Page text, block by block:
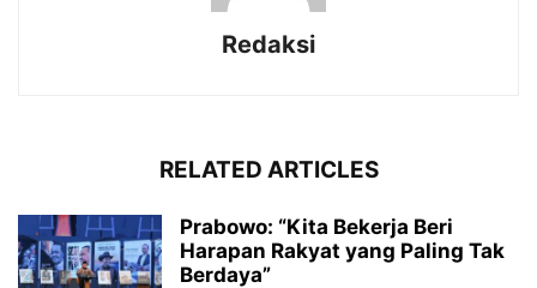
Redaksi
RELATED ARTICLES
Prabowo: “Kita Bekerja Beri
Harapan Rakyat yang Paling Tak
Berdaya”